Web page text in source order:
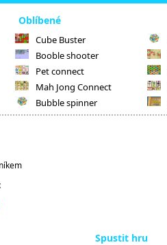
Oblíbené
Cube Buster
Booble shooter
Pet connect
Mah Jong Connect
Bubble spinner
Spustit hru